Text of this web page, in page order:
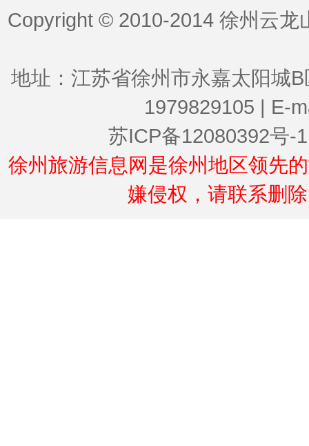
Copyright © 2010-2014 徐州云龙
地址：江苏省徐州市永嘉太阳城
1979829105 | E-
苏ICP备12080392号-1
徐州旅游信息网是徐州地区领先
嫌侵权，请联系删